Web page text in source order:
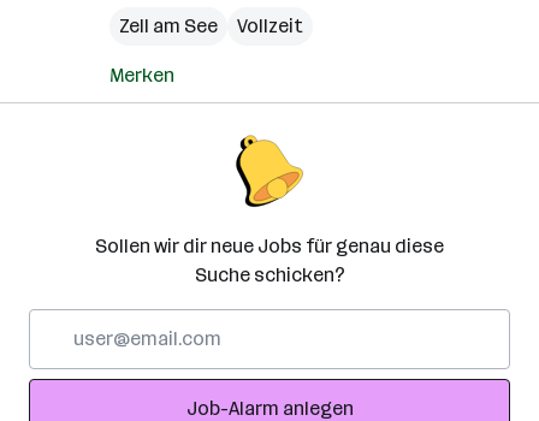
Zell am See
Vollzeit
Merken
Sollen wir dir neue Jobs für genau diese
Suche schicken?
Adresse
Job-Alarm anlegen